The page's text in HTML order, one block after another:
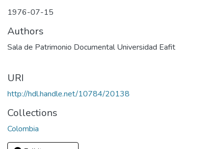
1976-07-15
Authors
Sala de Patrimonio Documental Universidad Eafit
URI
http://hdl.handle.net/10784/20138
Collections
Colombia